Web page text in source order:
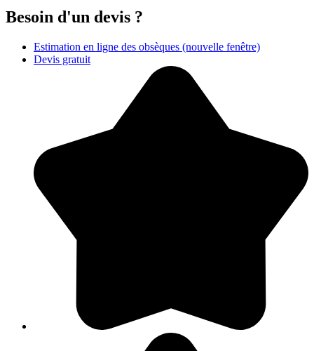
Besoin d'un devis ?
Estimation en ligne des obsèques (nouvelle fenêtre)
Devis gratuit